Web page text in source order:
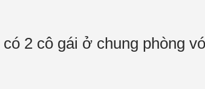
2 cô gái ở chung phòng